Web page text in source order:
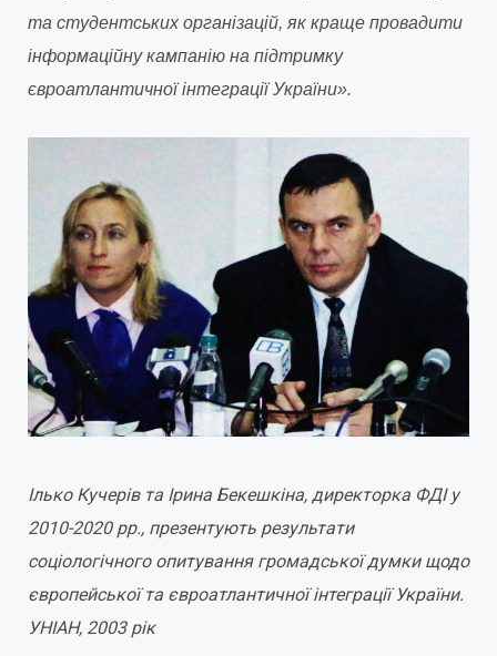
та студентських організацій, як краще провадити
інформаційну кампанію на підтримку
євроатлантичної інтеграції України».
Ілько Кучерів та Ірина Бекешкіна, директорка ФДІ у
2010-2020 рр., презентують результати
соціологічного опитування громадської думки щодо
європейської та євроатлантичної інтеграції України.
УНІАН, 2003 рік